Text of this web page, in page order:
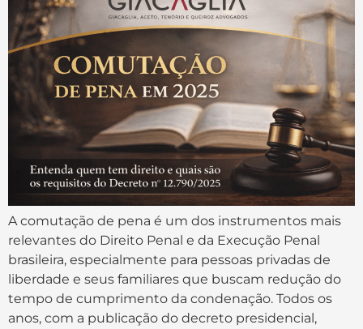
A comutação de pena é um dos instrumentos mais
relevantes do Direito Penal e da Execução Penal
brasileira, especialmente para pessoas privadas de
liberdade e seus familiares que buscam redução do
tempo de cumprimento da condenação. Todos os
anos, com a publicação do decreto presidencial,